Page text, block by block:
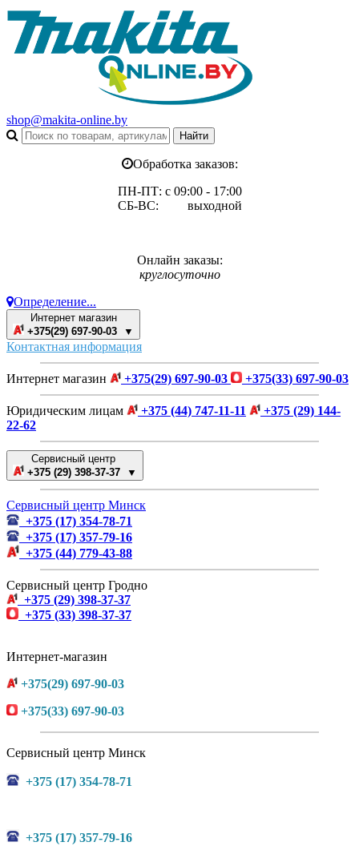
shop@makita-online.by
Обработка заказов:
ПН-ПТ: с 09:00 - 17:00
СБ-ВС: выходной
Онлайн заказы:
круглосуточно
Определение...
Интернет магазин
+375(29) 697-90-03 ▼
Контактная информация
Интернет магазин +375(29) 697-90-03 +375(33) 697-90-03
Юридическим лицам +375 (44) 747-11-11
+375 (29) 144-
22-62
Сервисный центр
+375 (29) 398-37-37 ▼
Сервисный центр Минск
+375 (17) 354-78-71
+375 (17) 357-79-16
+375 (44) 779-43-88
Сервисный центр Гродно
+375 (29) 398-37-37
+375 (33) 398-37-37
Интернет-магазин
+375(29) 697-90-03
+375(33) 697-90-03
Сервисный центр Минск
+375 (17) 354-78-71
+375 (17) 357-79-16